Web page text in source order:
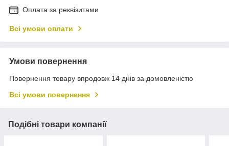
Оплата за реквізитами
Всі умови оплати
Умови повернення
Повернення товару впродовж 14 днів за домовленістю
Всі умови повернення
Подібні товари компанії